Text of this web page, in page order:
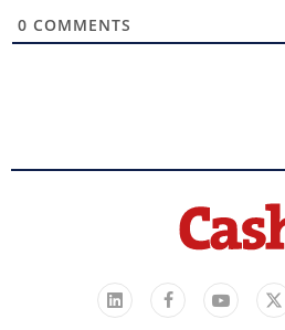
0 COMMENTS
LinkedIn
Facebook
X